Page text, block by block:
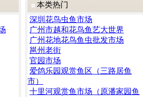
本类热门
深圳花鸟虫鱼市场
广州市越和花鸟鱼艺大世界
广州花地花鸟鱼虫批发市场
邕州老街
官园市场
爱鸽乐园观赏鱼区（三路居鱼
市）
十里河观赏鱼市场（原潘家园鱼